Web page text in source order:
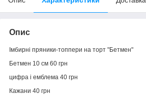
Опис
Імбирні пряники-топпери на торт "Бетмен"
Бетмен 10 см 60 грн
цифра і емблема 40 грн
Кажани 40 грн